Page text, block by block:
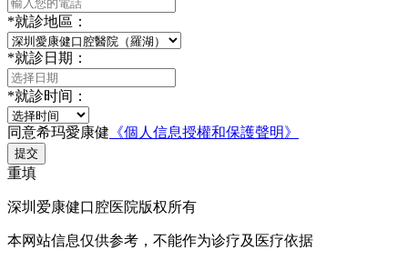
*就診地區：
*就診日期：
*就診时间：
同意希玛愛康健 《個人信息授權和保護聲明》
提交
重填
深圳爱康健口腔医院版权所有
本网站信息仅供参考，不能作为诊疗及医疗依据